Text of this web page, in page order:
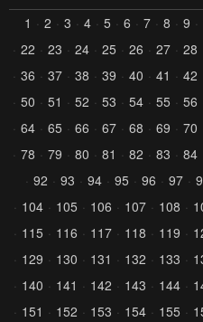
1 2 3 4 5 6 7 8 9
22
23 24 25 26 27 28
36
37 38 39 40 41 42
50
51 52 53 54 55 56
64
65 66 67 68 69 70
78
79 80 81 82 83 84
92
93 94 95 96 97
104
105 106 107 108
115
116 117 118 119
129
130 131 132 133
140
141 142 143 144
151
152 153 154 155